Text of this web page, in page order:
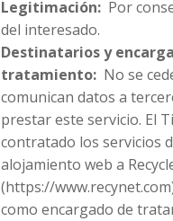
Legitimación: Por
del interesado.
Destinatarios y
tratamiento: No se
comunican datos a
prestar este servicio. El
contratado los servicios
alojamiento web a
(https://
como encargado de